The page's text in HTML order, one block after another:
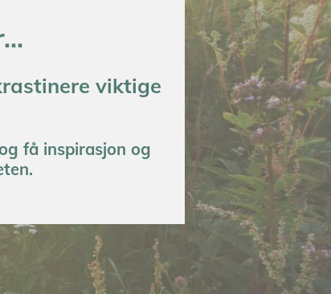
viktige
få inspirasjon og